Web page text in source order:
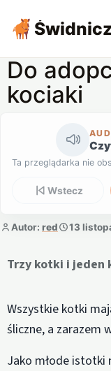
Do
kociaki
Ta przeglądarka nie
Wstecz
Autor: red 13
Trzy kotki i jeden
Wszystkie kotki
śliczne, a zarazem
Jako młode istotki